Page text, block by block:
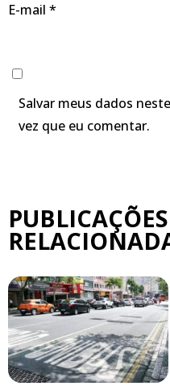
E-mail *
Salvar meus dados
vez que eu comentar.
PUBLICAÇÕES